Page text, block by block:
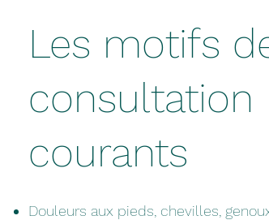
Les motifs
consultation
courants
Douleurs aux pieds, chevilles,